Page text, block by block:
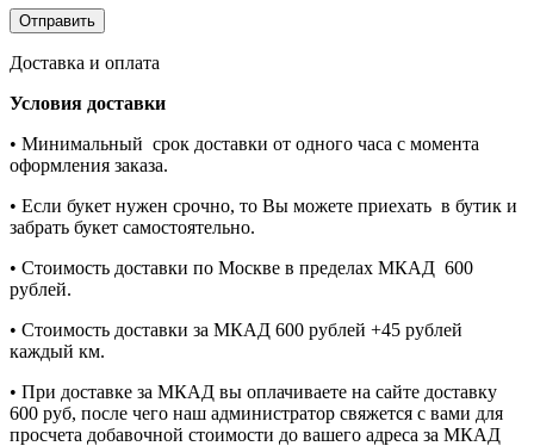
Доставка и оплата
Условия доставки
• Минимальный срок доставки от одного часа с момента
оформления заказа.
• Если букет нужен срочно, то Вы можете приехать в бутик и
забрать букет самостоятельно.
• Стоимость доставки по Москве в пределах МКАД 600
рублей.
• Стоимость доставки за МКАД 600 рублей +45 рублей
каждый км.
• При доставке за МКАД вы оплачиваете на сайте доставку
600 руб, после чего наш администратор свяжется с вами для
просчета добавочной стоимости до вашего адреса за МКАД